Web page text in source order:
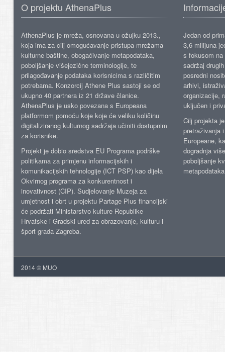
O projektu AthenaPlus
AthenaPlus je mreža, osnovana u ožujku 2013.,
koja ima za cilj omogućavanje pristupa mrežama
kulturne baštine, obogaćivanje metapodataka,
poboljšanje višejezične terminologije, te
prilagođavanje podataka korisnicima s različitim
potrebama. Konzorcij Athene Plus sastoji se od
ukupno 40 partnera iz 21 države članice.
AthenaPlus je usko povezana s Europeana
platformom pomoću koje koje će veliku količinu
digitaliziranog kulturnog sadržaja učiniti dostupnim
za korisnike.
Projekt je dobio sredstva EU Programa podrške
politikama za primjenu informacijskih i
komunikacijskih tehnologije (ICT PSP) kao dijela
Okvirnog programa za konkurentnost i
inovativnost (CIP). Sudjelovanje Muzeja za
umjetnost i obrt u projektu Partage Plus financijski
će podržati Ministarstvo kulture Republike
Hrvatske i Gradski ured za obrazovanje, kulturu i
šport grada Zagreba.
Jedan od
3,6 milijuna
s fokusom
sadržaj
posredni
arhivi,
organizacije,
uključen i
Cilj projekta
pretraživanja
Europeane,
dogradnja
poboljšanje
2014 © MUO